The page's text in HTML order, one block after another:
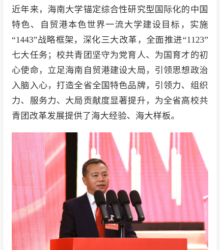
近年来，海南大学锚定综合性研究型国际化的中国
特色、自贸港本色世界一流大学建设目标，实施
“1443”战略框架，深化三大改革，全面推进“1123”
七大任务；校共青团坚守为党育人、为国育才的初
心使命，立足海南自贸港建设大局，引领思想政治
入脑入心，打造全省全国特色品牌，引领力、组织
力、服务力、大局贡献度显著提升，为全省高校共
青团改革发展提供了海大经验、海大样板。